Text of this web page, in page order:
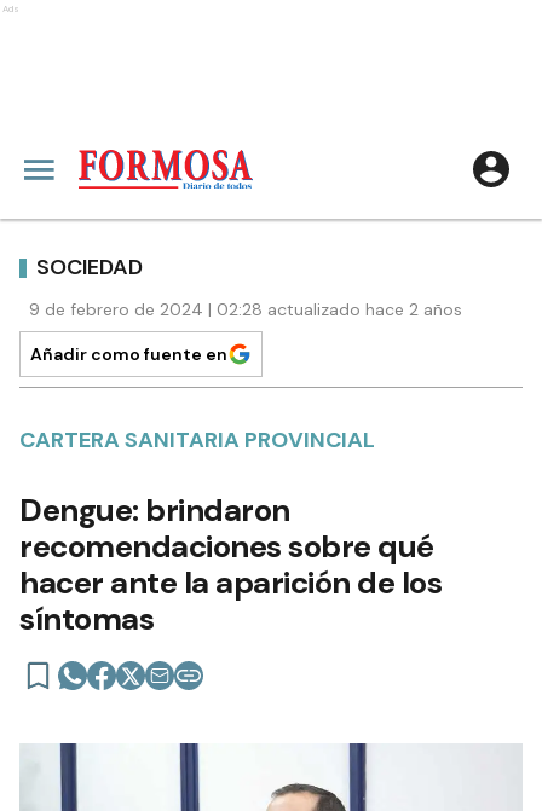
Ads
SOCIEDAD
9 de febrero de 2024 | 02:28 actualizado hace 2 años
Añadir como fuente en
CARTERA SANITARIA PROVINCIAL
Dengue: brindaron
recomendaciones sobre qué
hacer ante la aparición de los
síntomas